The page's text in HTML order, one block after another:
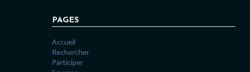
PAGES
Accueil
Rechercher
Participer